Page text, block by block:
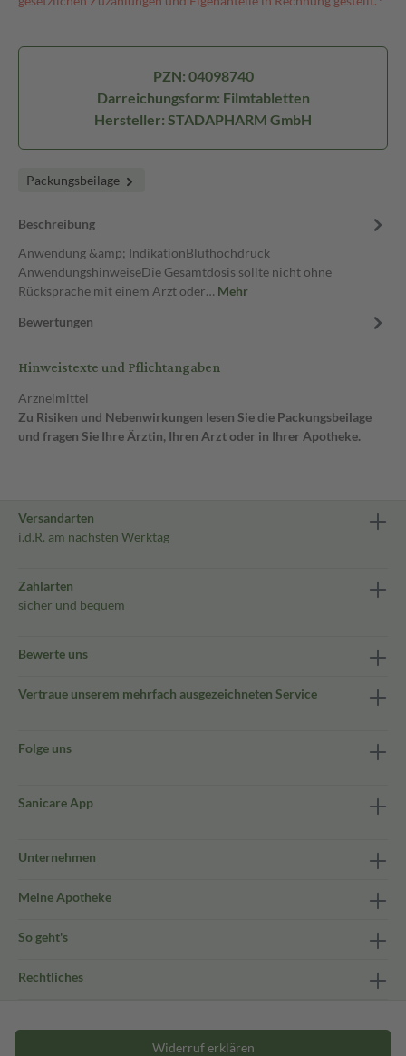
PZN: 04098740
Darreichungsform: Filmtabletten
Hersteller: STADAPHARM GmbH
Packungsbeilage
Beschreibung
Anwendung &amp; IndikationBluthochdruck
AnwendungshinweiseDie Gesamtdosis sollte nicht ohne
Rücksprache mit einem Arzt oder… Mehr
Bewertungen
Hinweistexte und Pflichtangaben
Arzneimittel
Zu Risiken und Nebenwirkungen lesen Sie die Packungsbeilage
und fragen Sie Ihre Ärztin, Ihren Arzt oder in Ihrer Apotheke.
Versandarten
i.d.R. am nächsten Werktag
Zahlarten
sicher und bequem
Bewerte uns
Vertraue unserem mehrfach ausgezeichneten Service
Folge uns
Sanicare App
Unternehmen
Meine Apotheke
So geht's
Rechtliches
Widerruf erklären